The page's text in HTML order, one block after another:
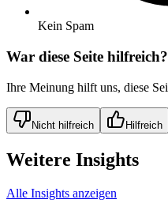
Kein Spam
War diese Seite hilfreich?
Ihre Meinung hilft uns, diese
Nicht hilfreich Hilfreich
Weitere Insights
Alle Insights anzeigen